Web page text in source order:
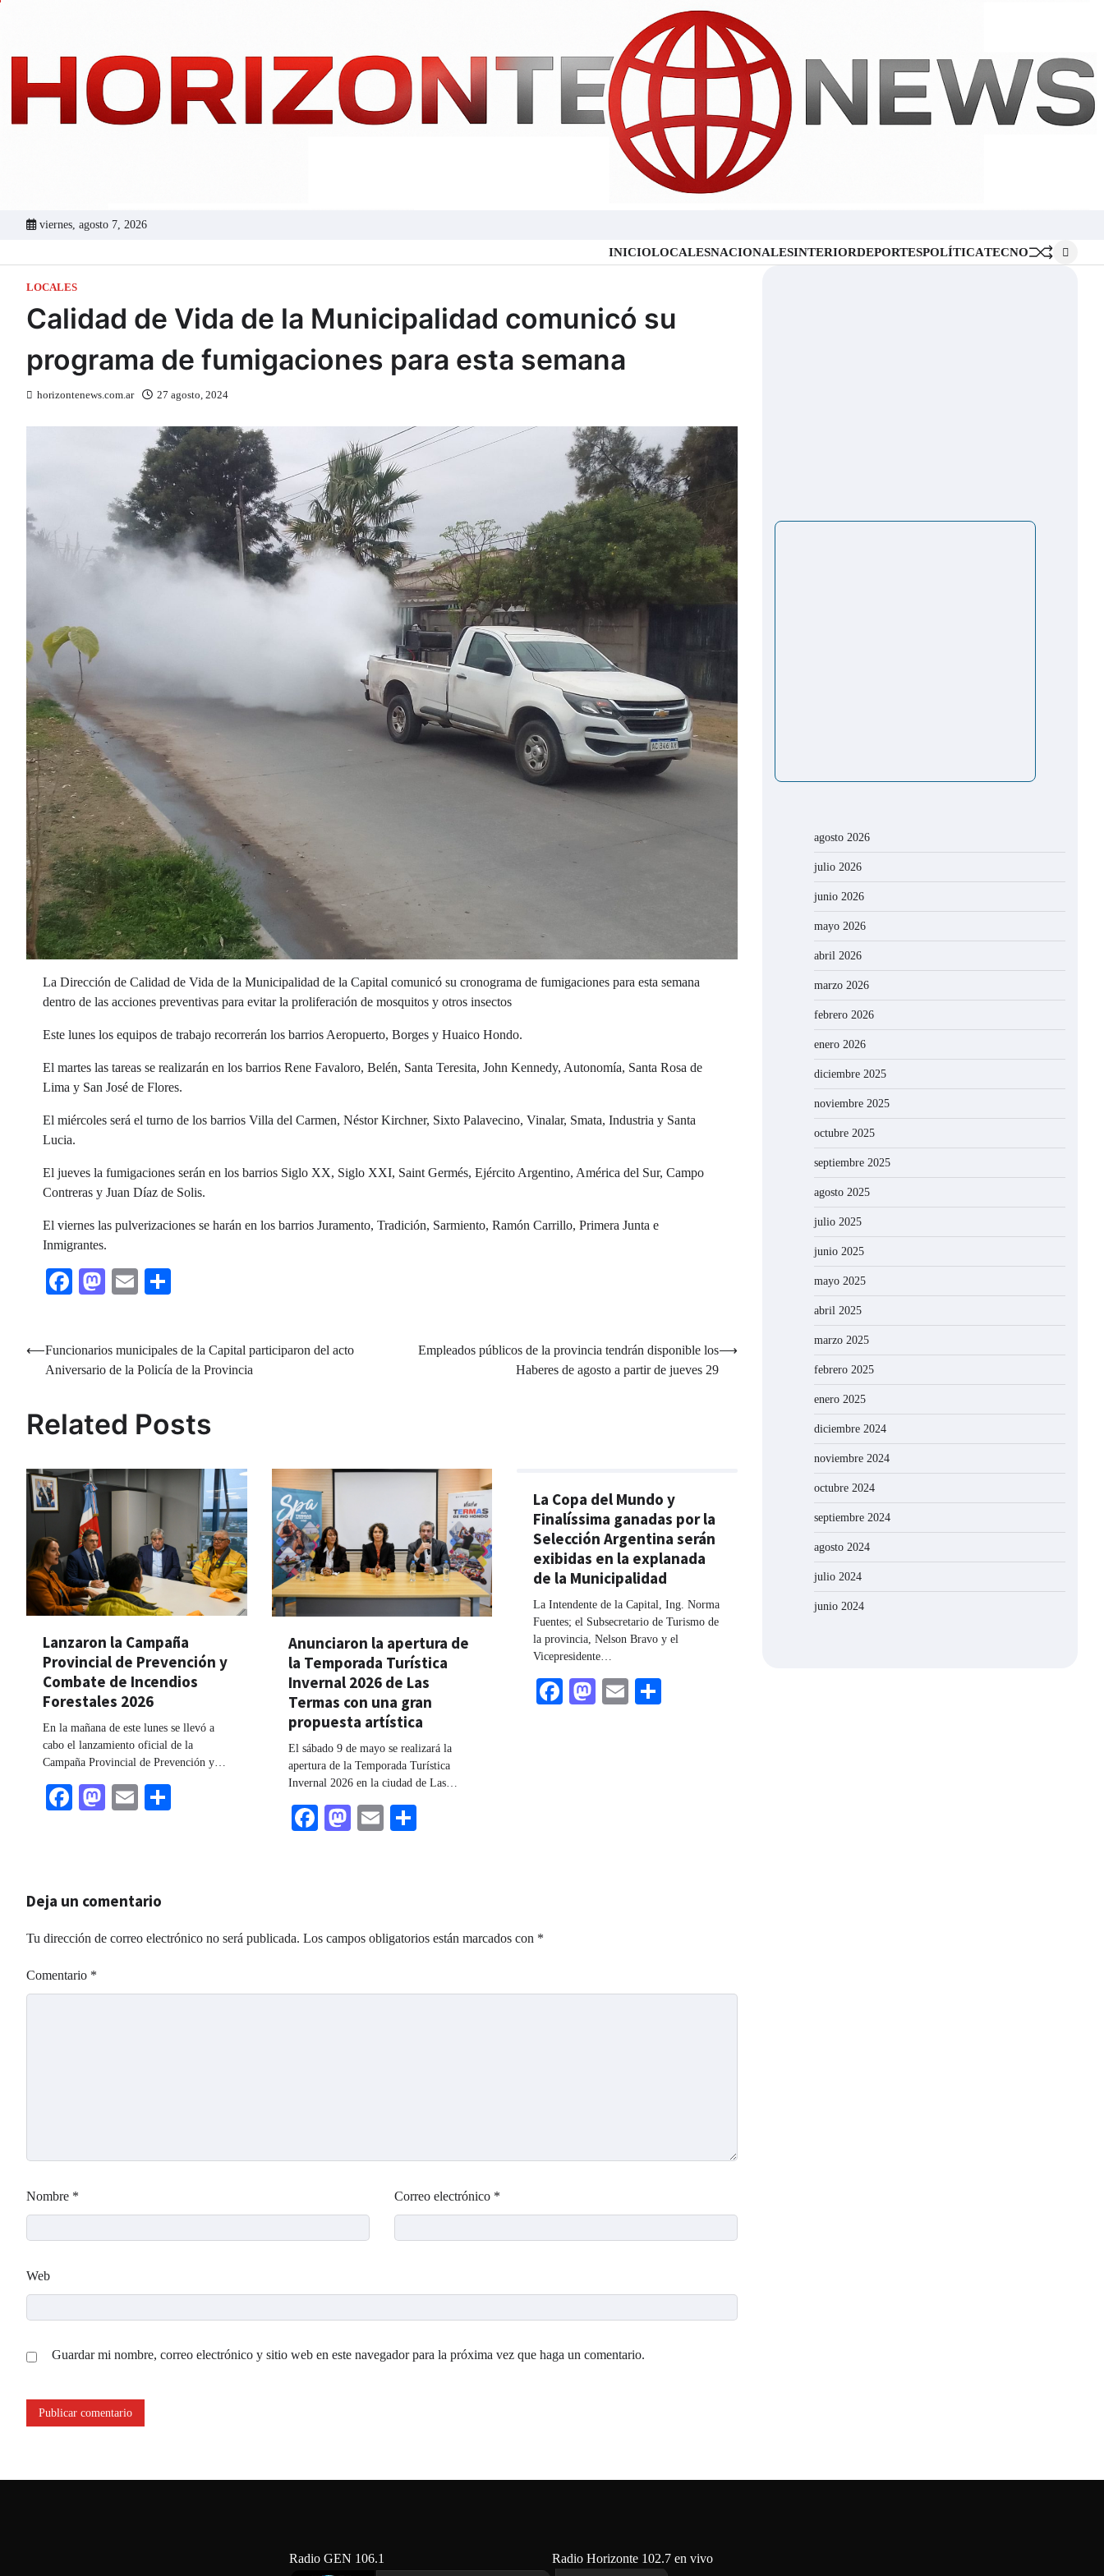
viernes, agosto 7, 2026
INICIOLOCALESNACIONALESINTERIORDEPORTESPOLÍTICATECNO
LOCALES
Calidad de Vida de la Municipalidad comunicó su
programa de fumigaciones para esta semana
horizontenews.com.ar 27 agosto, 2024
La Dirección de Calidad de Vida de la Municipalidad de la Capital comunicó su cronograma de fumigaciones para esta semana
dentro de las acciones preventivas para evitar la proliferación de mosquitos y otros insectos
Este lunes los equipos de trabajo recorrerán los barrios Aeropuerto, Borges y Huaico Hondo.
El martes las tareas se realizarán en los barrios Rene Favaloro, Belén, Santa Teresita, John Kennedy, Autonomía, Santa Rosa de
Lima y San José de Flores.
El miércoles será el turno de los barrios Villa del Carmen, Néstor Kirchner, Sixto Palavecino, Vinalar, Smata, Industria y Santa
Lucia.
El jueves la fumigaciones serán en los barrios Siglo XX, Siglo XXI, Saint Germés, Ejército Argentino, América del Sur, Campo
Contreras y Juan Díaz de Solis.
El viernes las pulverizaciones se harán en los barrios Juramento, Tradición, Sarmiento, Ramón Carrillo, Primera Junta e
Inmigrantes.
Facebook
Mastodon
Email
Navegación
⟵Funcionarios municipales de la Capital participaron del acto
Aniversario de la Policía de la Provincia
Empleados públicos de la provincia tendrán disponible los
Haberes de agosto a partir de jueves 29
⟶
Related Posts
Lanzaron la Campaña
Provincial de Prevención y
Combate de Incendios
Forestales 2026
En la mañana de este lunes se llevó a
cabo el lanzamiento oficial de la
Campaña Provincial de Prevención y…
Facebook
Mastodon
Email
Anunciaron la apertura de
la Temporada Turística
Invernal 2026 de Las
Termas con una gran
propuesta artística
El sábado 9 de mayo se realizará la
apertura de la Temporada Turística
Invernal 2026 en la ciudad de Las…
Facebook
Mastodon
EmailShare
La Copa del Mundo y
Finalíssima ganadas por la
Selección Argentina serán
exibidas en la explanada
de la Municipalidad
La Intendente de la Capital, Ing. Norma
Fuentes; el Subsecretario de Turismo de
la provincia, Nelson Bravo y el
Vicepresidente…
Facebook
Mastodon
Email
Deja un comentario
Tu dirección de correo electrónico no será publicada. Los campos obligatorios están marcados con *
Comentario *
Nombre * Correo electrónico *
Web
Guardar mi nombre, correo electrónico y sitio web en este navegador para la próxima vez que haga un comentario.
agosto 2026
julio 2026
junio 2026
mayo 2026
abril 2026
marzo 2026
febrero 2026
enero 2026
diciembre 2025
noviembre 2025
octubre 2025
septiembre 2025
agosto 2025
julio 2025
junio 2025
mayo 2025
abril 2025
marzo 2025
febrero 2025
enero 2025
diciembre 2024
noviembre 2024
octubre 2024
septiembre 2024
agosto 2024
julio 2024
junio 2024
Radio GEN 106.1 Radio Horizonte 102.7 en vivo